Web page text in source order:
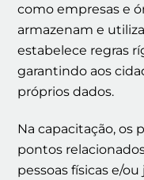
como empresas e
armazenam e
estabelece regras
garantindo aos
próprios dados.
Na capacitação, os
pontos
pessoas físicas e/